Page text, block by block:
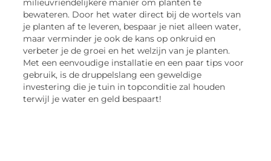
milieuvriendelijkere manier om planten te
bewateren. Door het water direct bij de wortels van
je planten af te leveren, bespaar je niet alleen water,
maar verminder je ook de kans op onkruid en
verbeter je de groei en het welzijn van je planten.
Met een eenvoudige installatie en een paar tips voor
gebruik, is de druppelslang een geweldige
investering die je tuin in topconditie zal houden
terwijl je water en geld bespaart!